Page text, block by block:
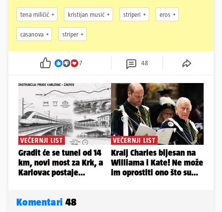
tena miličić kristijan musić striperi eros
casanova striper
7 48
Komentari 48